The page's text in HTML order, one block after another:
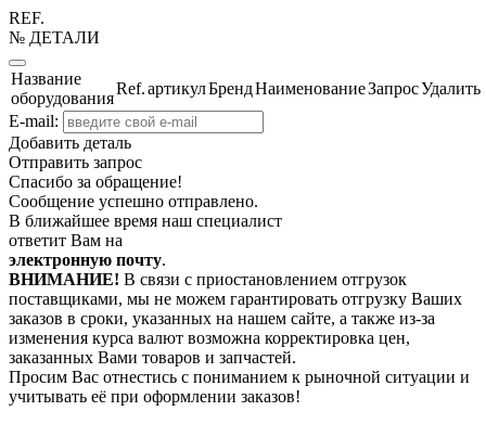
REF.
№ ДЕТАЛИ
Название
оборудования
Ref.артикулБрендНаименованиеЗапросУдалить
E-mail:
Добавить деталь
Отправить запрос
Спасибо за обращение!
Сообщение успешно отправлено.
В ближайшее время наш специалист
ответит Вам на
электронную почту.
ВНИМАНИЕ! В связи с приостановлением отгрузок
поставщиками, мы не можем гарантировать отгрузку Ваших
заказов в сроки, указанных на нашем сайте, а также из-за
изменения курса валют возможна корректировка цен,
заказанных Вами товаров и запчастей.
Просим Вас отнестись с пониманием к рыночной ситуации и
учитывать её при оформлении заказов!